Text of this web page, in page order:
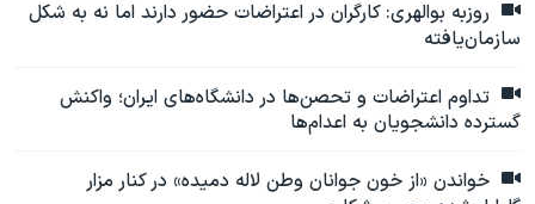
روزبه بوالهری: کارگران در اعتراضات حضور دارند اما نه به شکل
سازمان‌یافته
تداوم اعتراضات و تحصن‌ها در دانشگاه‌های ایران؛ واکنش
گسترده دانشجویان به اعدام‌ها
خواندن «از خون جوانان وطن لاله دمیده» در کنار مزار